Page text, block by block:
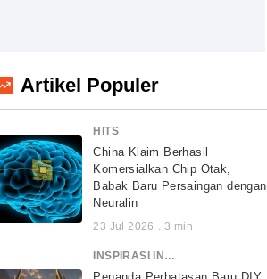
Artikel Populer
HITS
China Klaim Berhasil
Komersialkan Chip Otak,
Babak Baru Persaingan dengan
Neuralin
23 Jul 2026 . 3 min
INSPIRASI INDONESIA